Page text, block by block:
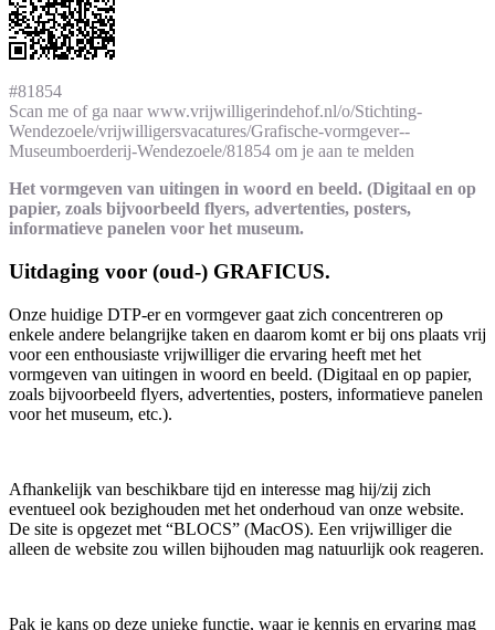
#81854
Scan me of ga naar www.vrijwilligerindehof.nl/o/Stichting-
Wendezoele/vrijwilligersvacatures/Grafische-vormgever--
Museumboerderij-Wendezoele/81854 om je aan te melden
Het vormgeven van uitingen in woord en beeld. (Digitaal en op
papier, zoals bijvoorbeeld flyers, advertenties, posters,
informatieve panelen voor het museum.
Uitdaging voor (oud-) GRAFICUS.
Onze huidige DTP-er en vormgever gaat zich concentreren op
enkele andere belangrijke taken en daarom komt er bij ons plaats vrij
voor een enthousiaste vrijwilliger die ervaring heeft met het
vormgeven van uitingen in woord en beeld. (Digitaal en op papier,
zoals bijvoorbeeld flyers, advertenties, posters, informatieve panelen
voor het museum, etc.).
Afhankelijk van beschikbare tijd en interesse mag hij/zij zich
eventueel ook bezighouden met het onderhoud van onze website.
De site is opgezet met “BLOCS” (MacOS). Een vrijwilliger die
alleen de website zou willen bijhouden mag natuurlijk ook reageren.
Pak je kans op deze unieke functie, waar je kennis en ervaring mag